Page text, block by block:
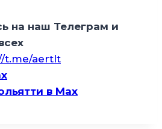
на наш Телеграм и
t.me/aertlt
в Max